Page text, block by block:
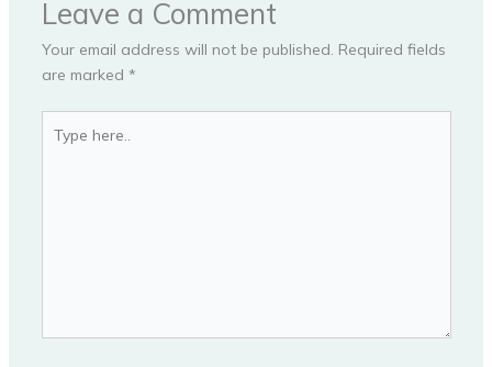
Leave a Comment
Your email address will not be published. Required fields
are marked *
here..